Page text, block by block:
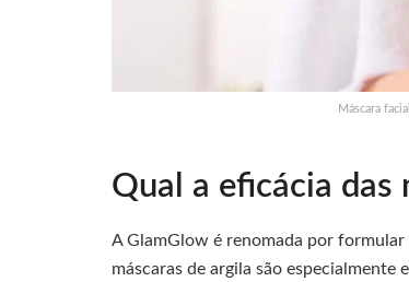
Máscara
Qual a eficácia das
A GlamGlow é renomada por
máscaras de argila são